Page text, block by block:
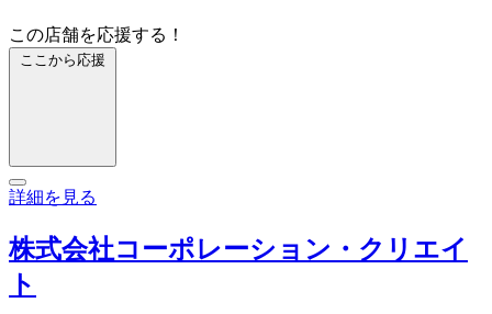
この店舗を応援する！
ここから応援
詳細を見る
株式会社コーポレーション・クリエイ
ト